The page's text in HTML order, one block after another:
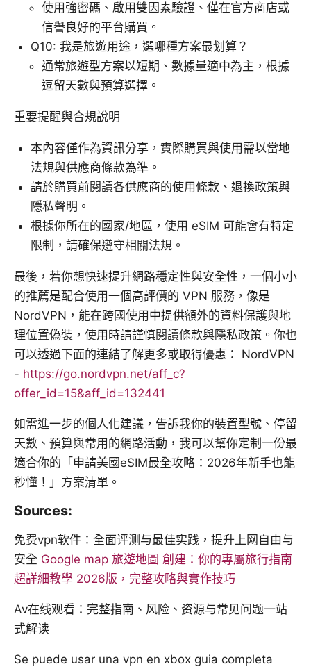
使用強密碼、啟用雙因素驗證、僅在官方商店或
信譽良好的平台購買。
Q10: 我是旅遊用途，選哪種方案最划算？
通常旅遊型方案以短期、數據量適中為主，根據
逗留天數與預算選擇。
重要提醒與合規說明
本內容僅作為資訊分享，實際購買與使用需以當地
法規與供應商條款為準。
請於購買前閱讀各供應商的使用條款、退換政策與
隱私聲明。
根據你所在的國家/地區，使用 eSIM 可能會有特定
限制，請確保遵守相關法規。
最後，若你想快速提升網路穩定性與安全性，一個小小
的推薦是配合使用一個高評價的 VPN 服務，像是
NordVPN，能在跨國使用中提供額外的資料保護與地
理位置偽裝，使用時請謹慎閱讀條款與隱私政策。你也
可以透過下面的連結了解更多或取得優惠： NordVPN
- https://go.nordvpn.net/aff_c?
offer_id=15&aff_id=132441
如需進一步的個人化建議，告訴我你的裝置型號、停留
天數、預算與常用的網路活動，我可以幫你定制一份最
適合你的「申請美國eSIM最全攻略：2026年新手也能
秒懂！」方案清單。
Sources:
免费vpn软件：全面评测与最佳实践，提升上网自由与
安全 Google map 旅遊地圖 創建：你的專屬旅行指南
超詳細教學 2026版，完整攻略與實作技巧
Av在线观看：完整指南、风险、资源与常见问题一站
式解读
Se puede usar una vpn en xbox guia completa